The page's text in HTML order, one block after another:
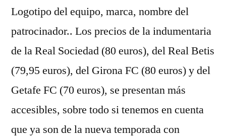
Logotipo del equipo, marca, nombre del
patrocinador.. Los precios de la indumentaria
de la Real Sociedad (80 euros), del Real Betis
(79,95 euros), del Girona FC (80 euros) y del
Getafe FC (70 euros), se presentan más
accesibles, sobre todo si tenemos en cuenta
que ya son de la nueva temporada con